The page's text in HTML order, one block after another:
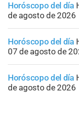
Horóscopo del día
de agosto de 2026
Horóscopo del día
07 de agosto de
Horóscopo del día
de agosto de 2026